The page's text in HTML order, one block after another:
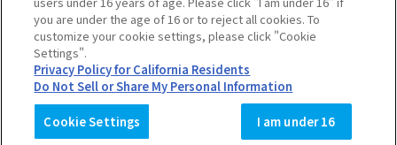
お問い合せ先はこちらをご覧ください。
you are under the age of 16 or to reject all cookies. To
customize your cookie settings, please click "Cookie
Settings".
Privacy Policy for California Residents
Do Not Sell or Share My Personal Information
Cookie Settings I am under 16